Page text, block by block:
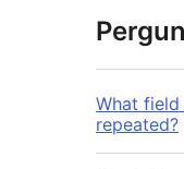
What field
repeated?